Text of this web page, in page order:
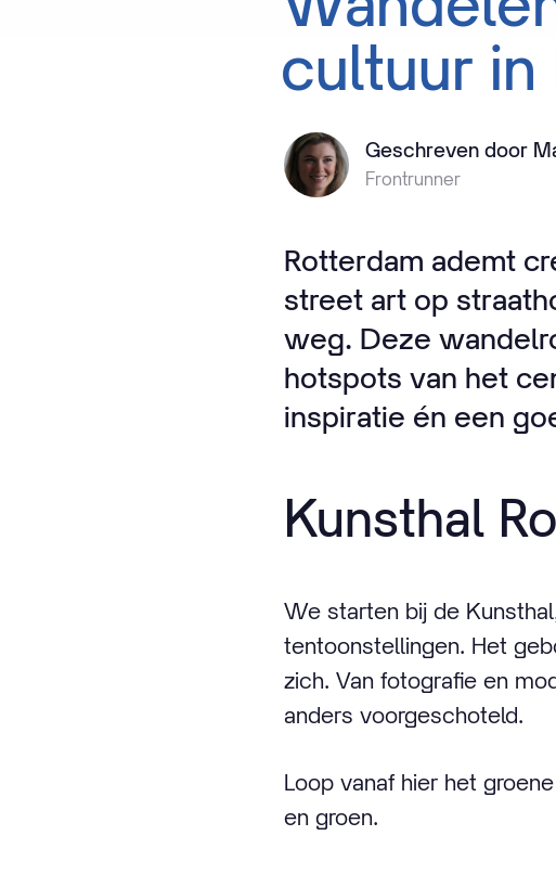
cultuur in
Geschreven door
Frontrunner
Rotterdam ademt
street art op
weg. Deze
hotspots van het
inspiratie én een
Kunsthal
We starten bij de
tentoonstellingen. Het
zich. Van fotografie en
anders voorgeschoteld.
Loop vanaf hier het
en groen.